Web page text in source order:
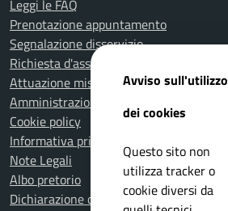
Leggi le FAQ
Prenotazione appuntamento
Segnalazione disservizio
Richiesta d'assistenza
Attuazione misure PNRR
Amministrazione trasparente
Cookie policy
Informativa privacy
Note Legali
Albo pretorio
Dichiarazione di accessibilità
Avviso sull'utilizzo
dei cookies
Questo sito non
utilizza tracker o
cookie diversi da